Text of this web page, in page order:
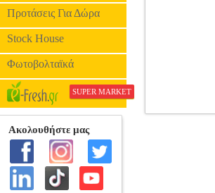
Προτάσεις Για Δώρα
Stock House
Φωτοβολταϊκά
SUPER MARKET